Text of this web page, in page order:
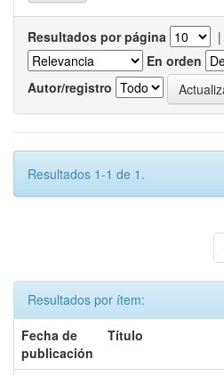
Resultados por página |
En orden
Autor/registro
Resultados 1-1 de 1.
Resultados por ítem:
Fecha de
publicación
Título